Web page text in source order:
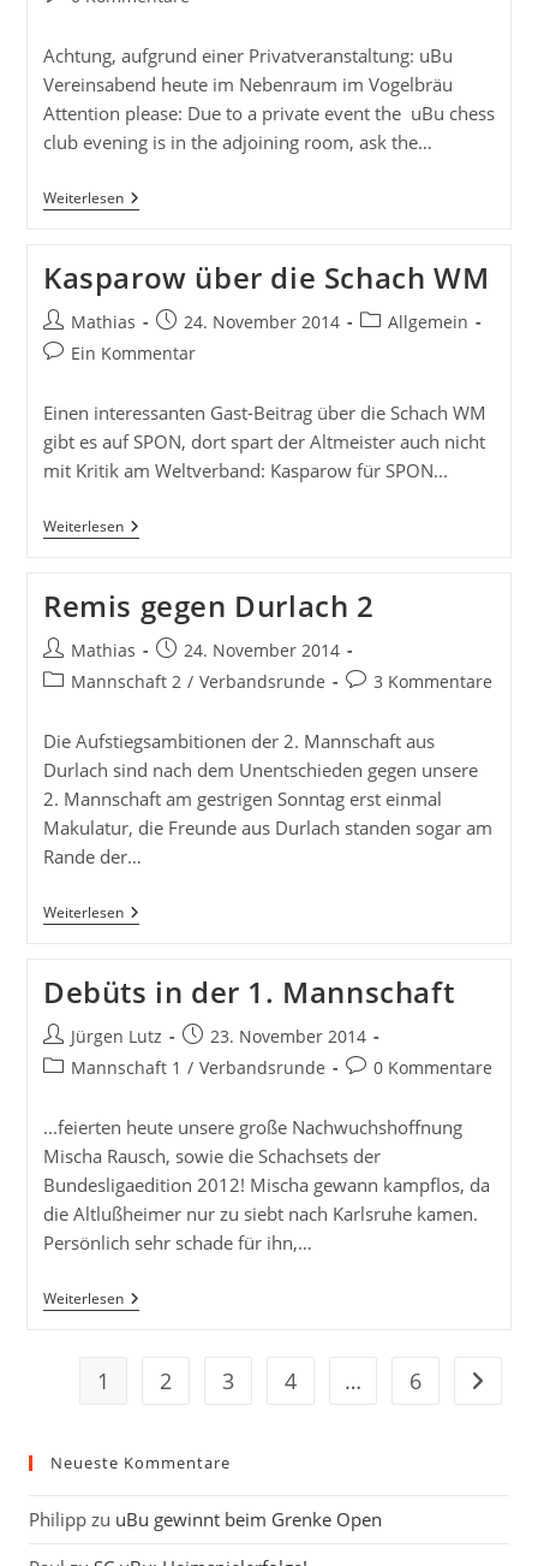
Achtung, aufgrund einer Privatveranstaltung: uBu
Vereinsabend heute im Nebenraum im Vogelbräu
Attention please: Due to a private event the uBu chess
club evening is in the adjoining room, ask the…
WeiterlesenAchtung:
Vereinsabend
Nebenraum
Ab
20:00
Kasparow über die Schach WM
Beitrags-
Autor:
Mathias
Beitrag
veröffentlicht:
24. November 2014
Beitrags-
Allgemein
Beitrags-
Ein Kommentar
Einen interessanten Gast-Beitrag über die Schach WM
gibt es auf SPON, dort spart der Altmeister auch nicht
mit Kritik am Weltverband: Kasparow für SPON...
WeiterlesenKasparow
Über
WM
Remis gegen Durlach 2
Beitrags-
Autor:
Mathias
Beitrag
veröffentlicht:
24. November 2014
Beitrags-
Mannschaft 2 / Verbandsrunde
Beitrags-
3 Kommentare
Die Aufstiegsambitionen der 2. Mannschaft aus
Durlach sind nach dem Unentschieden gegen unsere
2. Mannschaft am gestrigen Sonntag erst einmal
Makulatur, die Freunde aus Durlach standen sogar am
Rande der…
WeiterlesenRemis
Gegen
Debüts in der 1. Mannschaft
Beitrags-
Autor:
Jürgen Lutz
Beitrag
veröffentlicht:
23. November 2014
Beitrags-
Mannschaft 1 / Verbandsrunde
Beitrags-
0 Kommentare
...feierten heute unsere große Nachwuchshoffnung
Mischa Rausch, sowie die Schachsets der
Bundesligaedition 2012! Mischa gewann kampflos, da
die Altlußheimer nur zu siebt nach Karlsruhe kamen.
Persönlich sehr schade für ihn,…
WeiterlesenDebüts
In
Mannschaft
1 2 3 4 … 6 Zur
Neueste Kommentare
Philipp zu uBu gewinnt beim Grenke Open